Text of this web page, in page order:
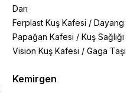
Darı
Ferplast Kuş Kafesi / Dayang
Papağan Kafesi / Kuş Sağlığı
Vision Kuş Kafesi / Gaga Taşı
Kemirgen